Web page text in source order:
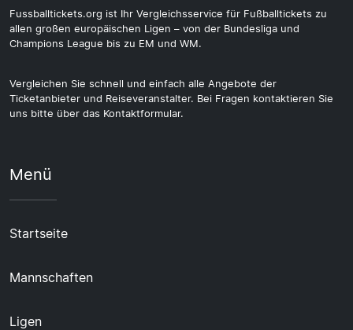
Fussballtickets.org ist Ihr Vergleichsservice für Fußballtickets zu
allen großen europäischen Ligen – von der Bundesliga und
Champions League bis zu EM und WM.
Vergleichen Sie schnell und einfach alle Angebote der
Ticketanbieter und Reiseveranstalter. Bei Fragen kontaktieren Sie
uns bitte über das Kontaktformular.
Menü
Startseite
Mannschaften
Ligen